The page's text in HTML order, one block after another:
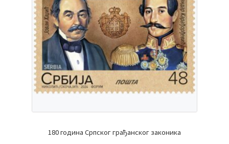
180 година Српског грађанског законика